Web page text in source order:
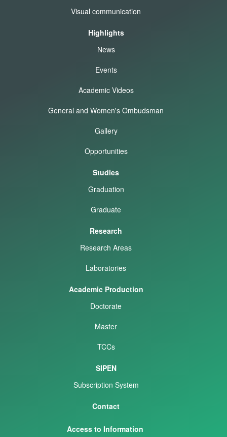
Visual communication
Highlights
News
Events
Academic Videos
General and Women's Ombudsman
Gallery
Opportunities
Studies
Graduation
Graduate
Research
Research Areas
Laboratories
Academic Production
Doctorate
Master
TCCs
SIPEN
Subscription System
Contact
Access to Information